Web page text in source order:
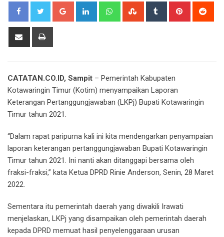
Google+ LinkedIn WhatsappStumbleUpon
Tumblr Pinterest
Share
CATATAN.CO.ID, Sampit – Pemerintah Kabupaten
Kotawaringin Timur (Kotim) menyampaikan Laporan
Keterangan Pertanggungjawaban (LKPj) Bupati Kotawaringin
Timur tahun 2021.
“Dalam rapat paripurna kali ini kita mendengarkan penyampaian
laporan keterangan pertanggungjawaban Bupati Kotawaringin
Timur tahun 2021. Ini nanti akan ditanggapi bersama oleh
fraksi-fraksi,” kata Ketua DPRD Rinie Anderson, Senin, 28 Maret
2022.
Sementara itu pemerintah daerah yang diwakili Irawati
menjelaskan, LKPj yang disampaikan oleh pemerintah daerah
kepada DPRD memuat hasil penyelenggaraan urusan